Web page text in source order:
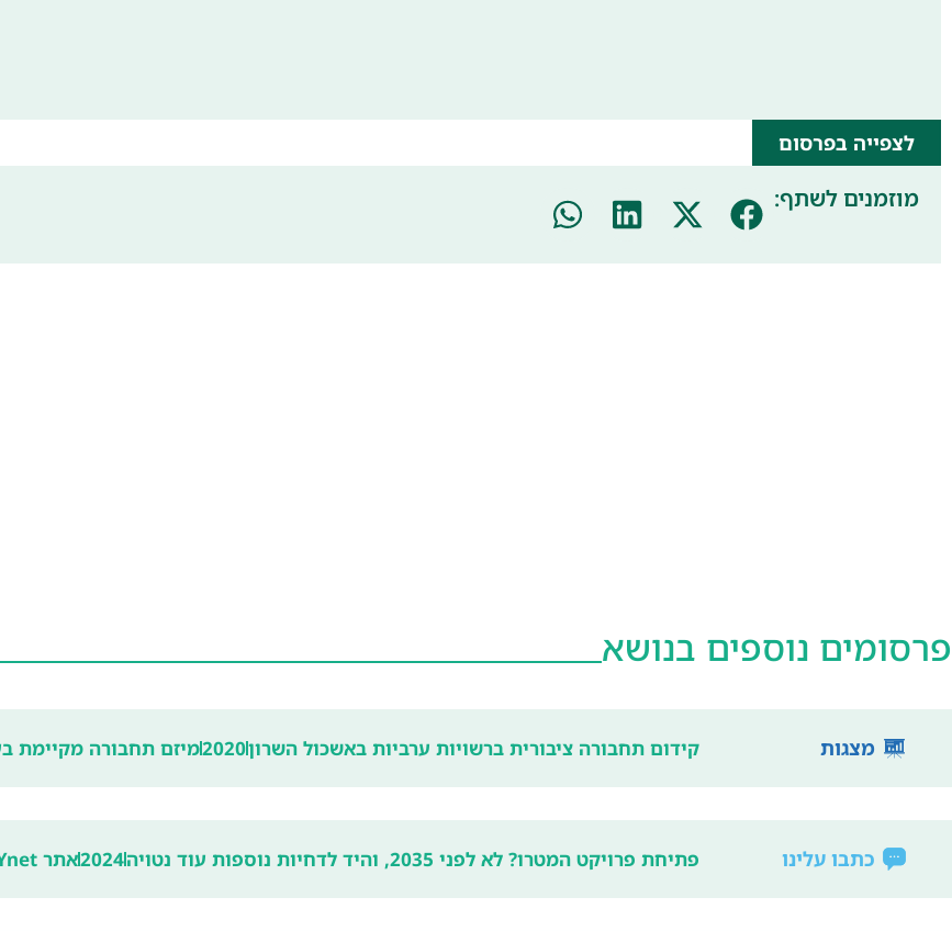
לצפייה בפרסום
מוזמנים לשתף:
פרסומים נוספים בנושא
מצגות קידום תחבורה ציבורית ברשויות ערביות באשכול השרון2020מיזם תחבורה מקיימת
כתבו עלינו פתיחת פרויקט המטרו? לא לפני 2035, והיד לדחיות נוספות עוד נטויה 2024אתר Ynet